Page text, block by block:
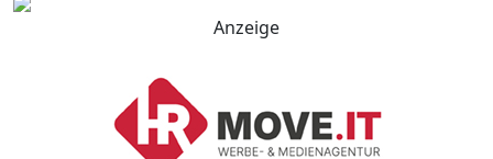
Anzeige